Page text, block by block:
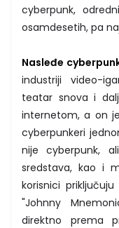
cyberpunk,
osamdesetih, pa
Nasleđe
industriji video-
teatar snova i
internetom, a on
cyberpunkeri
nije cyberpunk,
sredstava, kao i
korisnici
"Johnny
direktno prema